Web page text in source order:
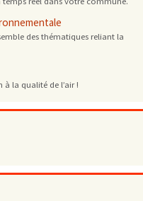
des thématiques reliant la
la qualité de l’air !